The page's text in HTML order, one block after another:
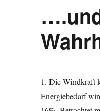
1. Die Windkraft
Energiebedarf